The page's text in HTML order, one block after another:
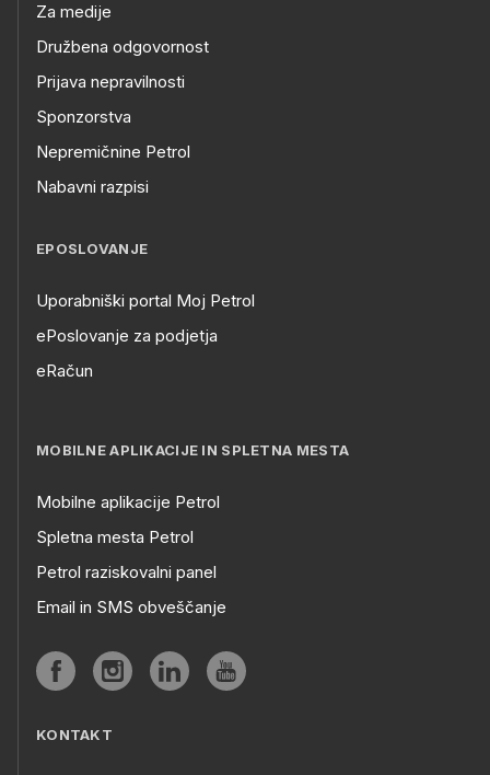
Za medije
Družbena odgovornost
Prijava nepravilnosti
Sponzorstva
Nepremičnine Petrol
Nabavni razpisi
EPOSLOVANJE
Uporabniški portal Moj Petrol
ePoslovanje za podjetja
eRačun
MOBILNE APLIKACIJE IN SPLETNA MESTA
Mobilne aplikacije Petrol
Spletna mesta Petrol
Petrol raziskovalni panel
Email in SMS obveščanje
KONTAKT